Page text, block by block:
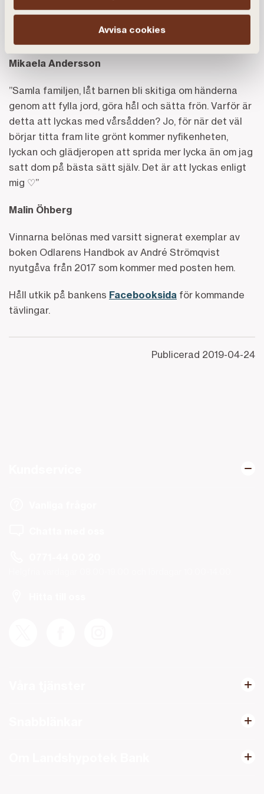
Avvisa cookies
köksön. Och eftersom det inte är så många så funkar
vatten över huvudet, hur kul det än är!”
Mikaela Andersson
”Samla familjen, låt barnen bli skitiga om händerna
genom att fylla jord, göra hål och sätta frön. Varför är
detta att lyckas med vårsådden? Jo, för när det väl
börjar titta fram lite grönt kommer nyfikenheten,
lyckan och glädjeropen att sprida mer lycka än om jag
satt dom på bästa sätt själv. Det är att lyckas enligt
mig ♡”
Malin Öhberg
Vinnarna belönas med varsitt signerat exemplar av
boken Odlarens Handbok av André Strömqvist
nyutgåva från 2017 som kommer med posten hem.
Håll utkik på bankens Facebooksida för kommande
tävlingar.
Publicerad 2019-04-24